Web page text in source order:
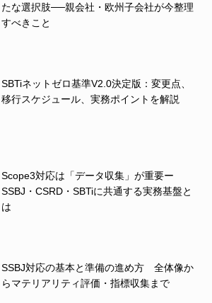
たな選択肢──親会社・欧州子会社が今整理
すべきこと
SBTiネットゼロ基準V2.0決定版：変更点、
移行スケジュール、実務ポイントを解説
Scope3対応は「データ収集」が重要ー
SSBJ・CSRD・SBTiに共通する実務基盤と
は
SSBJ対応の基本と準備の進め方 全体像か
らマテリアリティ評価・指標収集まで